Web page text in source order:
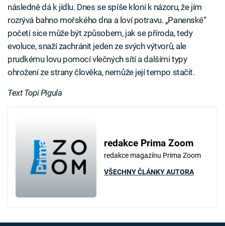
následně dá k jídlu. Dnes se spíše kloní k názoru, že jím
rozrývá bahno mořského dna a loví potravu. „Panenské“
početí sice může být způsobem, jak se příroda, tedy
evoluce, snaží zachránit jeden ze svých výtvorů, ale
prudkému lovu pomocí vlečných sítí a dalšími typy
ohrožení ze strany člověka, nemůže její tempo stačit.
Text Topi Pigula
redakce Prima Zoom
redakce magazínu Prima Zoom
VŠECHNY ČLÁNKY AUTORA